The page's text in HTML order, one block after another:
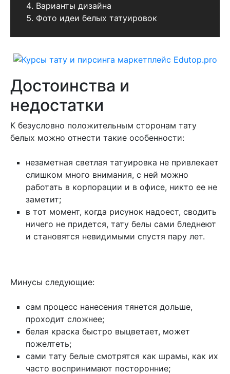
Варианты дизайна
Фото идеи белых татуировок
Достоинства и
недостатки
К безусловно положительным сторонам тату
белых можно отнести такие особенности:
незаметная светлая татуировка не привлекает
слишком много внимания, с ней можно
работать в корпорации и в офисе, никто ее не
заметит;
в тот момент, когда рисунок надоест, сводить
ничего не придется, тату белы сами бледнеют
и становятся невидимыми спустя пару лет.
Минусы следующие:
сам процесс нанесения тянется дольше,
проходит сложнее;
белая краска быстро выцветает, может
пожелтеть;
сами тату белые смотрятся как шрамы, как их
часто воспринимают посторонние;